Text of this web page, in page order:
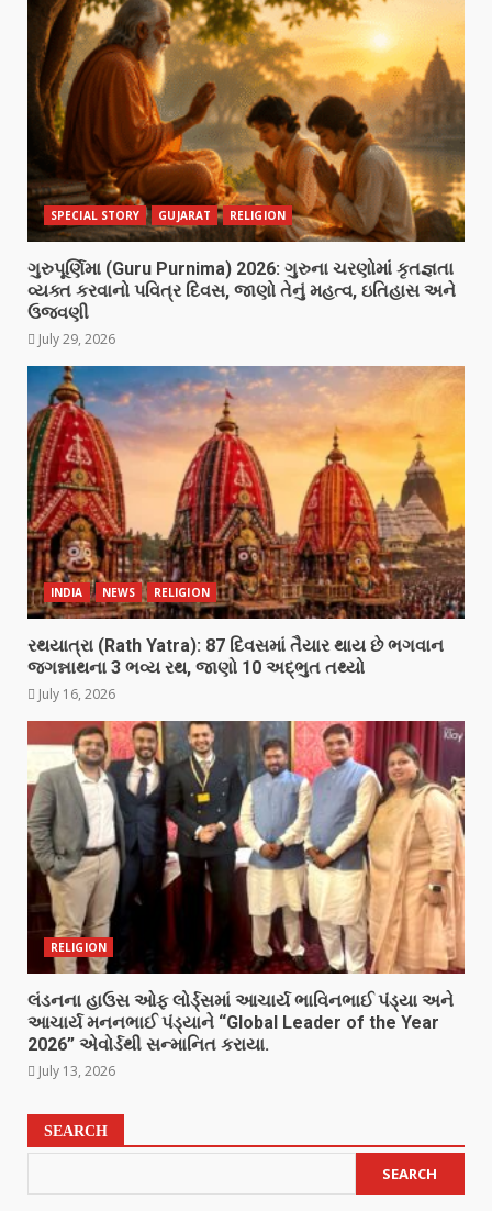
SPECIAL STORY GUJARAT RELIGION
ગુરુપૂર્ણિમા (Guru Purnima) 2026: ગુરુના ચરણોમાં કૃતજ્ઞતા
વ્યક્ત કરવાનો પવિત્ર દિવસ, જાણો તેનું મહત્વ, ઇતિહાસ અને
ઉજવણી
July 29, 2026
INDIA NEWS RELIGION
રથયાત્રા (Rath Yatra): 87 દિવસમાં તૈયાર થાય છે ભગવાન
જગન્નાથના 3 ભવ્ય રથ, જાણો 10 અદ્ભુત તથ્યો
July 16, 2026
RELIGION
લંડનના હાઉસ ઓફ લોર્ડ્સમાં આચાર્ય ભાવિનભાઈ પંડ્યા અને
આચાર્ય મનનભાઈ પંડ્યાને “Global Leader of the Year
2026” એવોર્ડથી સન્માનિત કરાયા.
July 13, 2026
SEARCH
SEARCH